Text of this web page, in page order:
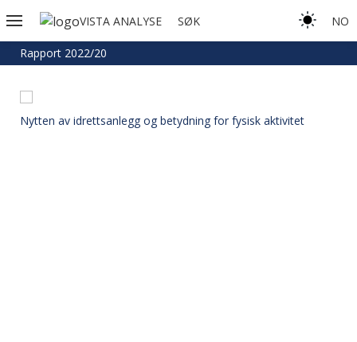
VISTA ANALYSE SØK NO
Rapport 2022/20
Nytten av idrettsanlegg og betydning for fysisk aktivitet